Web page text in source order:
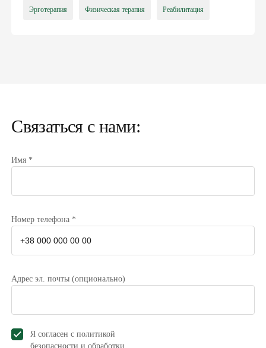
Эрготерапия Физическая терапия Реабилитация
Связаться с нами:
Имя *
Номер телефона *
Адрес эл. почты (опционально)
Я согласен с политикой
безопасности и обработки